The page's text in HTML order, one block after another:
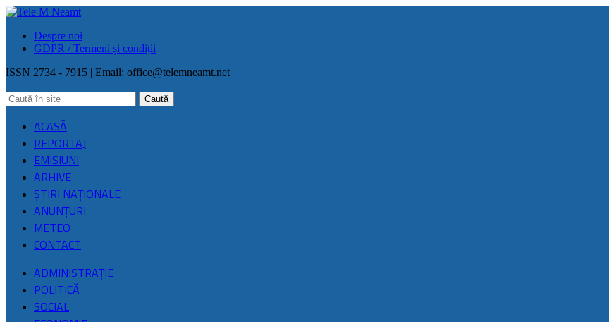
Despre noi
GDPR / Termeni și condiții
ISSN 2734 - 7915 | Email: office@telemneamt.net
ACASĂ
REPORTAJ
EMISIUNI
ARHIVE
ŞTIRI NAŢIONALE
ANUNȚURI
METEO
CONTACT
ADMINISTRAȚIE
POLITICĂ
SOCIAL